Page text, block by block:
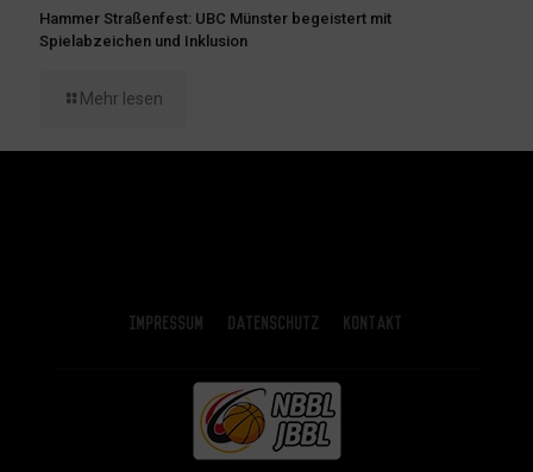
Hammer Straßenfest: UBC Münster begeistert mit
Spielabzeichen und Inklusion
Mehr lesen
Impressum Datenschutz Kontakt